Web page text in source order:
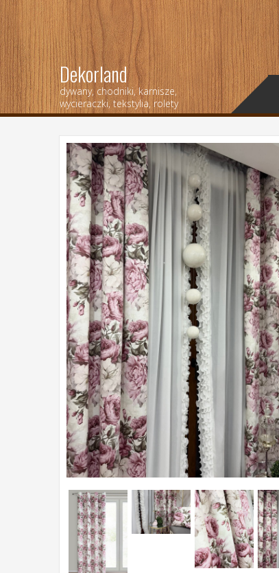
Dekorland
dywany, chodniki, karnisze,
wycieraczki, tekstylia, rolety